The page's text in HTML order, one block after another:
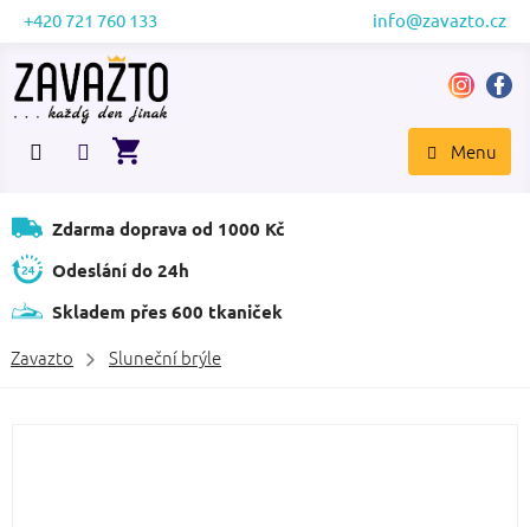
Přejít
obsah
+420 721 760 133 info@zavazto.cz
NÁKUPNÍ
Zdarma doprava od 1000 Kč
Odeslání do 24h
Skladem přes 600 tkaniček
Zavazto Sluneční brýle